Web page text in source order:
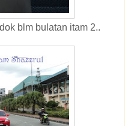
blm bulatan itam 2..